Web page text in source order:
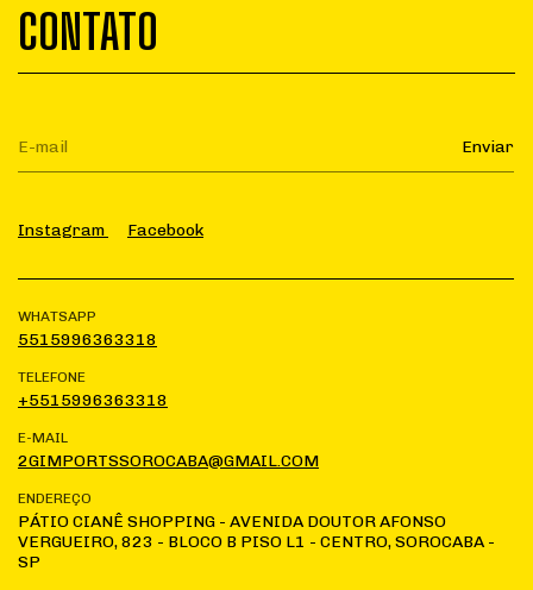
CONTATO
Instagram Facebook
WHATSAPP
5515996363318
TELEFONE
+5515996363318
E-MAIL
2GIMPORTSSOROCABA@GMAIL.COM
ENDEREÇO
PÁTIO CIANÊ SHOPPING - AVENIDA DOUTOR AFONSO
VERGUEIRO, 823 - BLOCO B PISO L1 - CENTRO, SOROCABA -
SP